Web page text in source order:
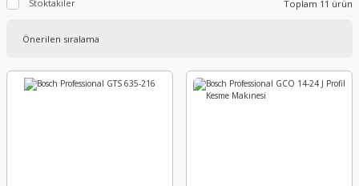
Stoktakiler Toplam 11 ürün